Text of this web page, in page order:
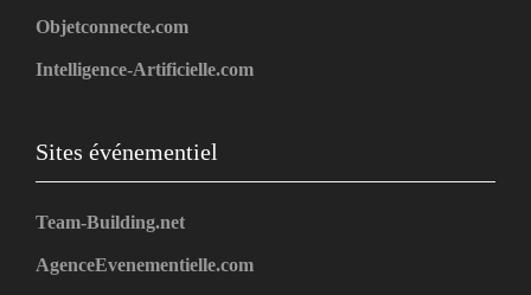
Objetconnecte.com
Intelligence-Artificielle.com
Sites événementiel
Team-Building.net
AgenceEvenementielle.com